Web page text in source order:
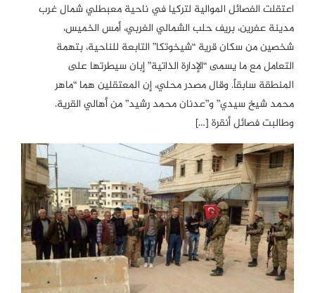
اعتقلت الفصائل الموالية لتركيا في ناحية معبطلي شمال غرب
مدينة عفرين، بريف حلب الشمالي الغربي، أمس الخميس،
شخصين من سكان قرية “شيخوتكا” التابعة للناحية، بتهمة
التعامل مع ما يسمى “الإدارة الذاتية” إبان سيطرتها على
المنطقة سابقاً. وقال مصدر محلي، إن المعتقلين هما “ماهر
محمد شيخ سيدي” و”عدنان محمد رشيد” من أهالي القرية.
وطالبت فصائل أنقرة […]